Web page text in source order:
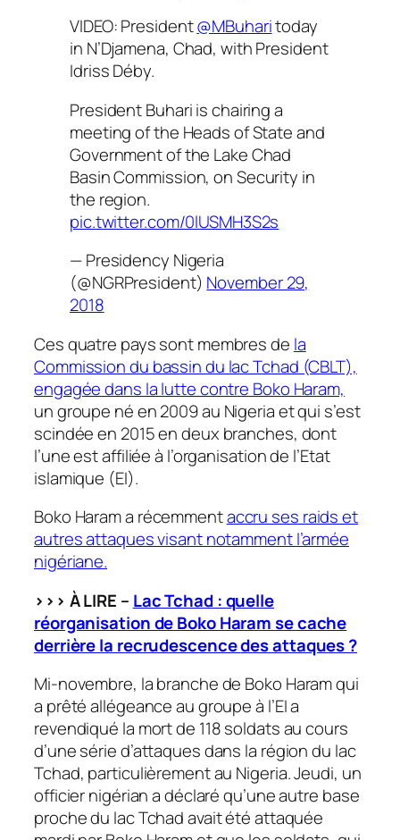
VIDEO: President@MBuharitoday
in N’Djamena, Chad, with President
Idriss Déby.
President Buhari is chairing a
meeting of the Heads of State and
Government of the Lake Chad
Basin Commission, on Security in
the region.
pic.twitter.com/0lUSMH3S2s
— Presidency Nigeria
(@NGRPresident) November 29,
2018
Ces quatre pays sont membres de la
Commission du bassin du lac Tchad (CBLT),
engagée dans la lutte contre Boko Haram,
un groupe né en 2009 au Nigeria et qui s’est
scindée en 2015 en deux branches, dont
l’une est affiliée à l’organisation de l’Etat
islamique (EI).
Boko Haram a récemmentaccru ses raids et
autres attaques visant notamment l’armée
nigériane.
>>> À LIRE – Lac Tchad : quelle
réorganisation de Boko Haram se cache
derrière la recrudescencedes attaques ?
Mi-novembre, la branche de Boko Haram qui
a prêté allégeance au groupe à l’EI a
revendiqué la mort de 118 soldats au cours
d’une série d’attaques dans la région du lac
Tchad, particulièrement au Nigeria. Jeudi, un
officier nigérian a déclaré qu’une autre base
proche du lac Tchad avait été attaquée